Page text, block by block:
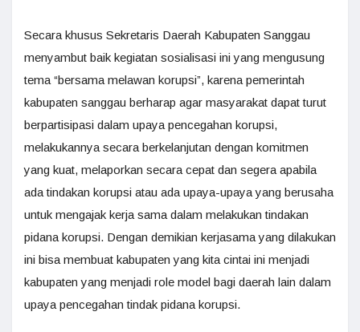
Secara khusus Sekretaris Daerah Kabupaten Sanggau
menyambut baik kegiatan sosialisasi ini yang mengusung
tema “bersama melawan korupsi”, karena pemerintah
kabupaten sanggau berharap agar masyarakat dapat turut
berpartisipasi dalam upaya pencegahan korupsi,
melakukannya secara berkelanjutan dengan komitmen
yang kuat, melaporkan secara cepat dan segera apabila
ada tindakan korupsi atau ada upaya-upaya yang berusaha
untuk mengajak kerja sama dalam melakukan tindakan
pidana korupsi. Dengan demikian kerjasama yang dilakukan
ini bisa membuat kabupaten yang kita cintai ini menjadi
kabupaten yang menjadi role model bagi daerah lain dalam
upaya pencegahan tindak pidana korupsi.